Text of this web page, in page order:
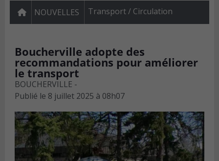
NOUVELLES Transport / Circulation
Boucherville adopte des
recommandations pour améliorer
le transport
BOUCHERVILLE -
Publié le 8 juillet 2025 à 08h07